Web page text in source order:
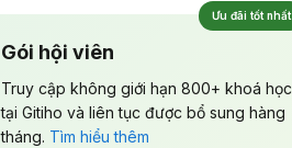
Ưu đãi tốt nhất
Gói hội viên
Truy cập không giới hạn 800+ khoá học
tại Gitiho và liên tục được bổ sung hàng
tháng. Tìm hiểu thêm